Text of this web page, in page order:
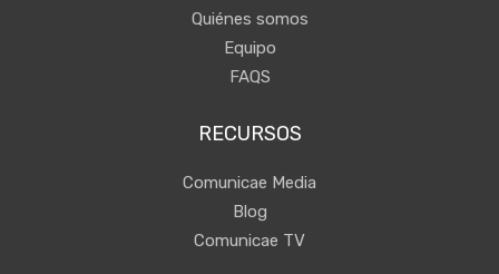
Quiénes somos
Equipo
FAQS
RECURSOS
Comunicae Media
Blog
Comunicae TV